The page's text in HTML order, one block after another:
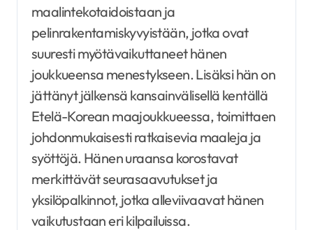
maalintekotaidoistaan ja
pelinrakentamiskyvyistään, jotka ovat
suuresti myötävaikuttaneet hänen
joukkueensa menestykseen. Lisäksi hän on
jättänyt jälkensä kansainvälisellä kentällä
Etelä-Korean maajoukkueessa, toimittaen
johdonmukaisesti ratkaisevia maaleja ja
syöttöjä. Hänen uraansa korostavat
merkittävät seurasaavutukset ja
yksilöpalkinnot, jotka alleviivaavat hänen
vaikutustaan eri kilpailuissa.